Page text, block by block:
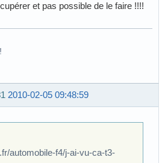
et pas possible de le faire !!!!
2010-02-05 09:48:59
automobile-f4/j-ai-vu-ca-t3-